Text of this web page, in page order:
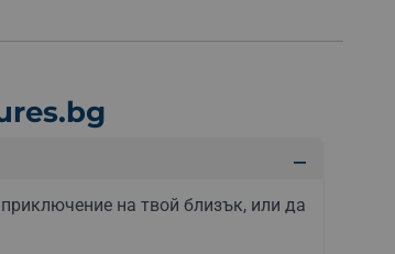
на твой близък, или да